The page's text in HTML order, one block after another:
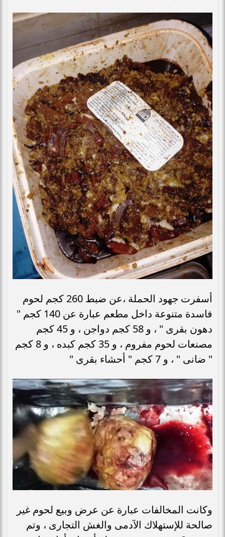
أسفرت جهود الحملة ،عن ضبط 260 كجم لحوم
فاسدة متنوعة داخل مطعم عبارة عن 140 كجم "
دهون بقرى " ، و 58 كجم دواجن ، و 45 كجم
مصنعات لحوم مفروم ، و 35 كجم كبده ، و 8 كجم
" ضانى " ، و 7 كجم " أحشاء بقرى "
وكانت المخالفات عبارة عن عرض وبيع لحوم غير
صالحة للإستهلاك الآدمى والغش التجارى ، وتم